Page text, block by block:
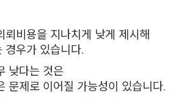
뢰비용을 지나치게 낮게 제시해
경우가 있습니다.
낮다는 것은
문제로 이어질 가능성이 있습니다.